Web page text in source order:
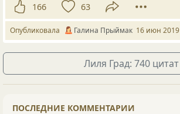
166 63
Опубликовала Галина Прыймак 16 июн 2019
Лиля Град: 740 цитат
ПОСЛЕДНИЕ КОММЕНТАРИИ